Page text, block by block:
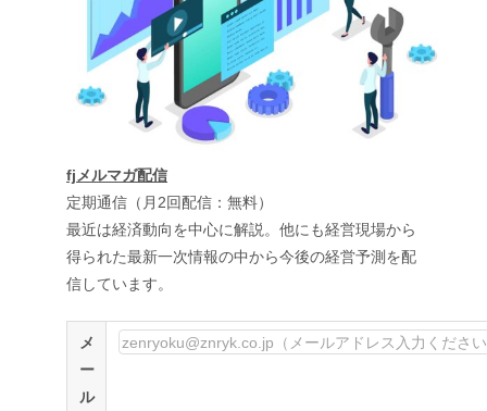
fjメルマガ配信
定期通信（月2回配信：無料）
最近は経済動向を中心に解説。他にも経営現場から
得られた最新一次情報の中から今後の経営予測を配
信しています。
メ
ー
ル